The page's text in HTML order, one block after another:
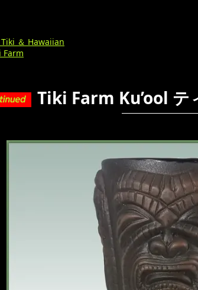
Tiki ＆ Hawaiian
Farm
Tiki Farm Ku’ool